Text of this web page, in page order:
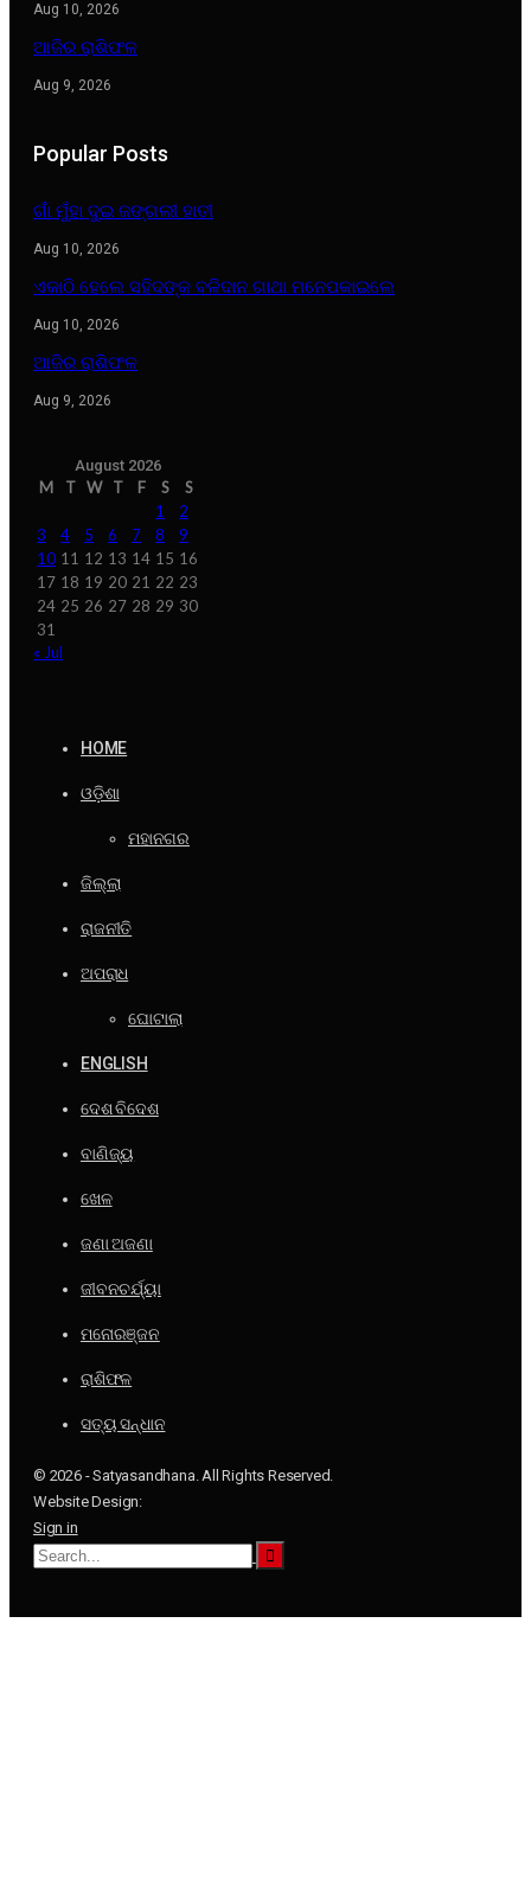
Aug 10, 2026
ଆଜିର ରାଶିଫଳ
Aug 9, 2026
Popular Posts
ଗାଁ ମୁଁହା ଦୁଇ ଜଙ୍ଗଲୀ ହାତୀ
Aug 10, 2026
ଏକାଠି ହେଲେ ସହିଦଙ୍କ ବଳିଦାନ ଗାଥା ମନେପକାଇଲେ
Aug 10, 2026
ଆଜିର ରାଶିଫଳ
Aug 9, 2026
August 2026
M T W T F S
S
1
2
3
4 5 6 7 8
9
10 11 12 13 14 15 16
17 18 19 20 21 22 23
24 25 26 27 28 29 30
31
« Jul
HOME
ଓଡ଼ିଶା
ମହାନଗର
ଜିଲ୍ଲା
ରାଜନୀତି
ଅପରାଧ
ଘୋଟାଲା
ENGLISH
ଦେଶ ବିଦେଶ
ବାଣିଜ୍ୟ
ଖେଳ
ଜଣା ଅଜଣା
ଜୀବନଚର୍ଯ୍ୟା
ମନୋରଞ୍ଜନ
ରାଶିଫଳ
ସତ୍ୟ ସନ୍ଧାନ
© 2026 - Satyasandhana. All Rights Reserved.
Website Design:
Sign in